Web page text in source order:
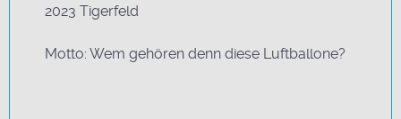
2023 Tigerfeld
Motto: Wem gehören denn diese Luftballone?